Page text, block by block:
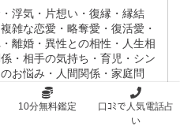
浮気・片想い・復縁・縁結
雑な恋愛・略奪愛・復活愛・
離婚・異性との相性・人生相
・相手の気持ち・育児・シン
お悩み・人間関係・家庭問
など
10分無料鑑定
口ｺﾐで人気電話占
い